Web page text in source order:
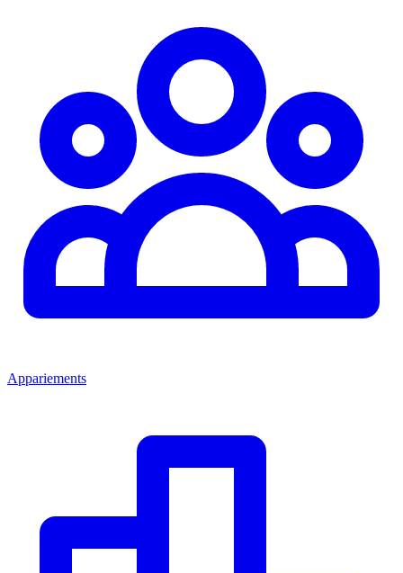
Appariements